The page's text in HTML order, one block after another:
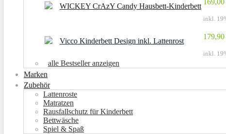
WICKEY CrAzY Candy Hausbett-Kinderbett
inkl.
Vicco Kinderbett Design inkl. Lattenrost
179,90
inkl.
alle Bestseller anzeigen
Marken
Zubehör
Lattenroste
Matratzen
Rausfallschutz für Kinderbett
Bettwäsche
Spiel & Spaß